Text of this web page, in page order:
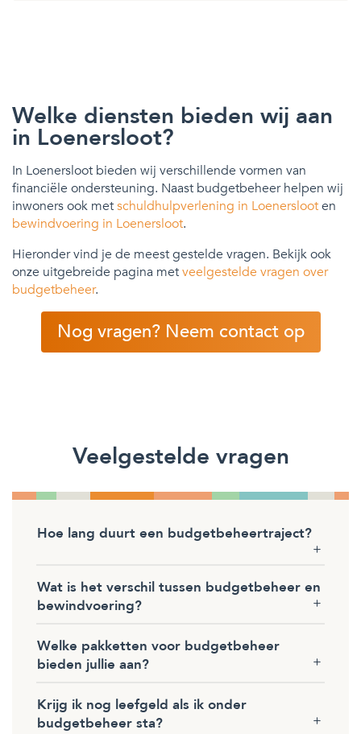
Welke diensten bieden wij aan
in Loenersloot?
In Loenersloot bieden wij verschillende vormen van
financiële ondersteuning. Naast budgetbeheer helpen wij
inwoners ook metschuldhulpverlening in Loenerslooten
bewindvoering in Loenersloot.
Hieronder vind je de meest gestelde vragen. Bekijk ook
onze uitgebreide pagina metveelgestelde vragen over
budgetbeheer.
Nog vragen? Neem contact op
Veelgestelde vragen
Hoe lang duurt een budgetbeheertraject?
Wat is het verschil tussen budgetbeheer en
bewindvoering?
Welke pakketten voor budgetbeheer
bieden jullie aan?
Krijg ik nog leefgeld als ik onder
budgetbeheer sta?